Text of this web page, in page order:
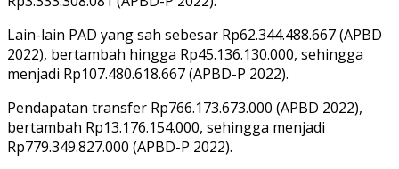
Lain-lain PAD yang sah sebesar Rp62.344.488.667 (APBD
2022), bertambah hingga Rp45.136.130.000, sehingga
menjadi Rp107.480.618.667 (APBD-P 2022).
Pendapatan transfer Rp766.173.673.000 (APBD 2022),
bertambah Rp13.176.154.000, sehingga menjadi
Rp779.349.827.000 (APBD-P 2022).